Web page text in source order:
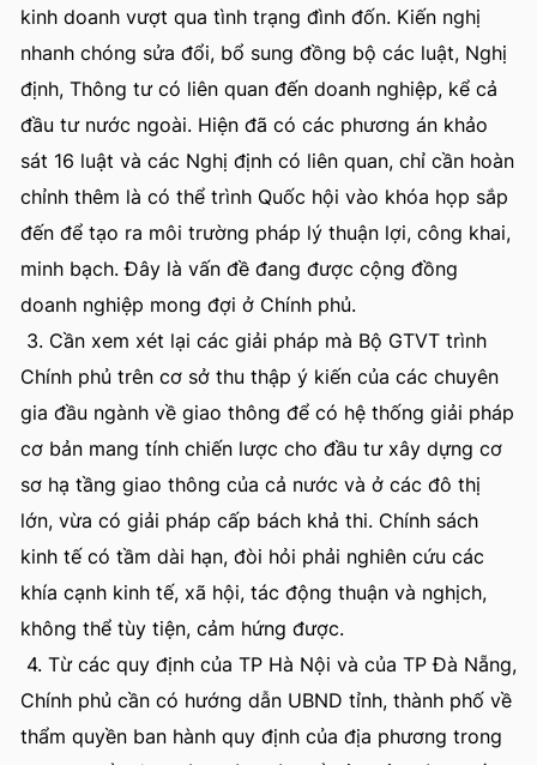
kinh doanh vượt qua tình trạng đình đốn. Kiến nghị
nhanh chóng sửa đổi, bổ sung đồng bộ các luật, Nghị
định, Thông tư có liên quan đến doanh nghiệp, kể cả
đầu tư nước ngoài. Hiện đã có các phương án khảo
sát 16 luật và các Nghị định có liên quan, chỉ cần hoàn
chỉnh thêm là có thể trình Quốc hội vào khóa họp sắp
đến để tạo ra môi trường pháp lý thuận lợi, công khai,
minh bạch. Đây là vấn đề đang được cộng đồng
doanh nghiệp mong đợi ở Chính phủ.
3. Cần xem xét lại các giải pháp mà Bộ GTVT trình
Chính phủ trên cơ sở thu thập ý kiến của các chuyên
gia đầu ngành về giao thông để có hệ thống giải pháp
cơ bản mang tính chiến lược cho đầu tư xây dựng cơ
sơ hạ tầng giao thông của cả nước và ở các đô thị
lớn, vừa có giải pháp cấp bách khả thi. Chính sách
kinh tế có tầm dài hạn, đòi hỏi phải nghiên cứu các
khía cạnh kinh tế, xã hội, tác động thuận và nghịch,
không thể tùy tiện, cảm hứng được.
4. Từ các quy định của TP Hà Nội và của TP Đà Nẵng,
Chính phủ cần có hướng dẫn UBND tỉnh, thành phố về
thẩm quyền ban hành quy định của địa phương trong